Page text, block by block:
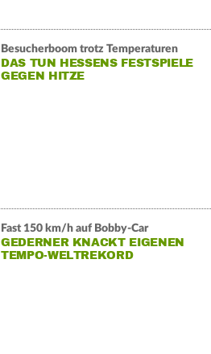
Besucherboom trotz Temperaturen
DAS TUN HESSENS FESTSPIELE
GEGEN HITZE
Fast 150 km/h auf Bobby-Car
GEDERNER KNACKT EIGENEN
TEMPO-WELTREKORD